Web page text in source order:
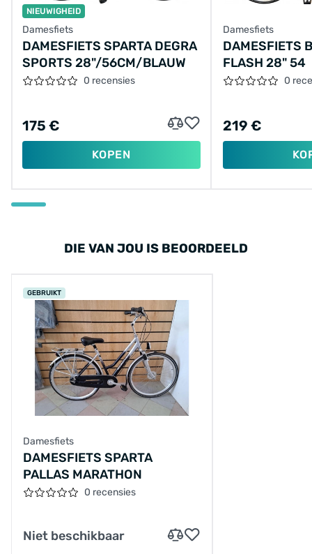
NIEUWIGHEID
Damesfiets
DAMESFIETS SPARTA DEGRA
SPORTS 28"/56CM/BLAUW
0 recensies
175 €
KOPEN
Damesfiets
DAMESFIETS
FLASH 28" 54
0
219 €
DIE VAN JOU IS BEOORDEELD
GEBRUIKT
Damesfiets
DAMESFIETS SPARTA
PALLAS MARATHON
0 recensies
Niet beschikbaar